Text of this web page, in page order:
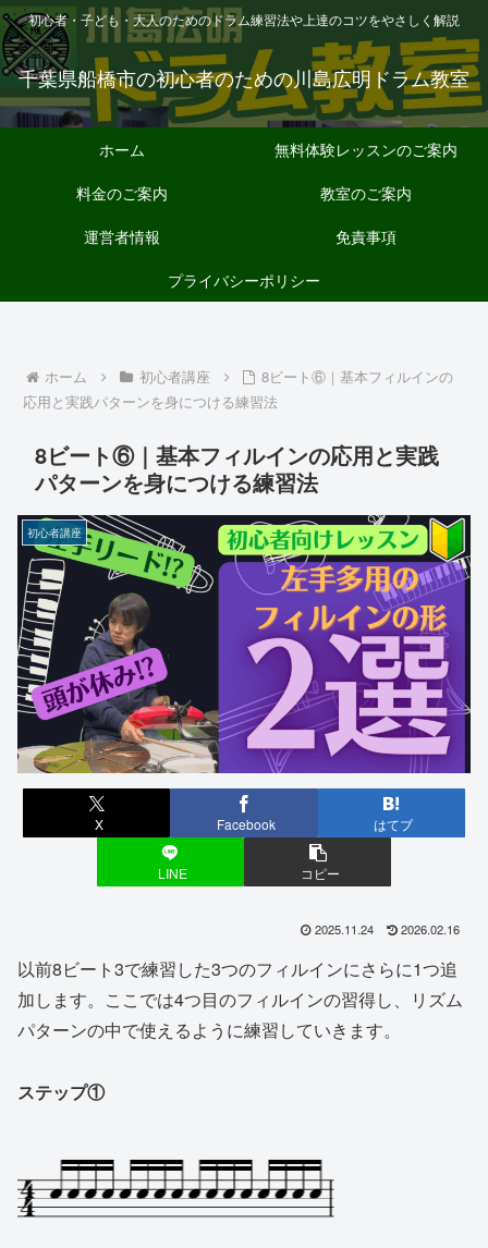
初心者・子ども・大人のためのドラム練習法や上達のコツをやさしく解説
千葉県船橋市の初心者のための川島広明ドラム教室
ホーム
無料体験レッスンのご案内
料金のご案内
教室のご案内
運営者情報
免責事項
プライバシーポリシー
ホーム 初心者講座
8ビート⑥｜基本フィルインの
応用と実践パターンを身につける練習法
8ビート⑥｜基本フィルインの応用と実践
パターンを身につける練習法
初心者講座
X Facebook はてブ
LINE コピー
2025.11.24 2026.02.16
以前8ビート3で練習した3つのフィルインにさらに1つ追
加します。ここでは4つ目のフィルインの習得し、リズム
パターンの中で使えるように練習していきます。
ステップ①